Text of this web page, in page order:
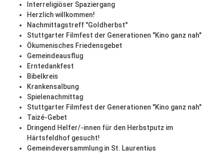
Interreligiöser Spaziergang
Herzlich willkommen!
Nachmittagstreff "Goldherbst"
Stuttgarter Filmfest der Generationen "Kino ganz nah"
Ökumenisches Friedensgebet
Gemeindeausflug
Erntedankfest
Bibelkreis
Krankensalbung
Spielenachmittag
Stuttgarter Filmfest der Generationen "Kino ganz nah"
Taizé-Gebet
Dringend Helfer/-innen für den Herbstputz im
Härtsfeldhof gesucht!
Gemeindeversammlung in St. Laurentius